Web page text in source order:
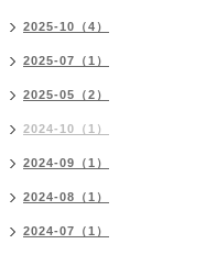
2025-10（4）
2025-07（1）
2025-05（2）
2024-10（1）
2024-09（1）
2024-08（1）
2024-07（1）